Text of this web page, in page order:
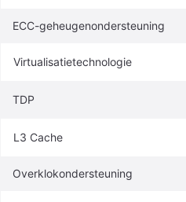
ECC-geheugenondersteuning
Virtualisatietechnologie
TDP
L3 Cache
Overklokondersteuning